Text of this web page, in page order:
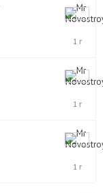
12
декабря,
12
декабря,
12
декабря,